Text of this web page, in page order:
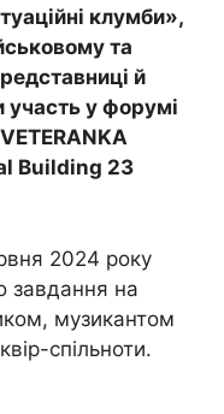
клумби»,
та
й
участь у форумі
Building 23
2024 року
завдання на
музикантом
спільноти.